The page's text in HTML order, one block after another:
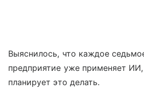
Выяснилось, что каждое
предприятие уже применяет
планирует это делать.